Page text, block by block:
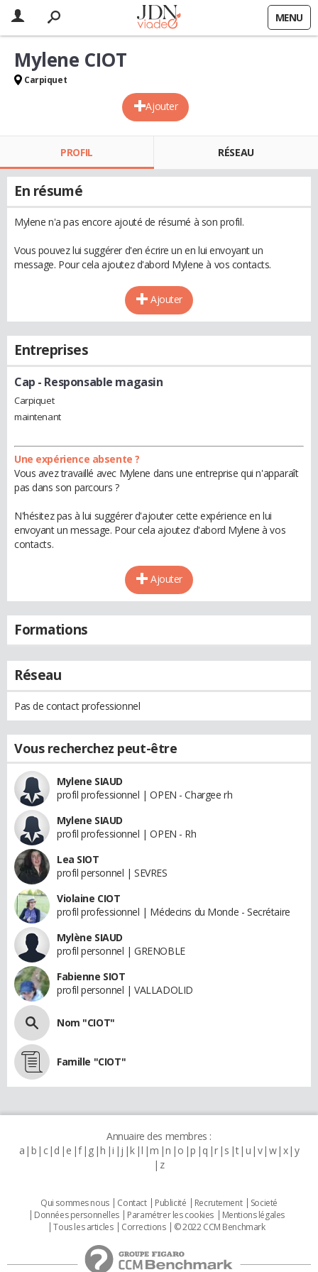
MENU
Ajouter
Mylene CIOT
Carpiquet
PROFIL RÉSEAU
En résumé
Mylene n'a pas encore ajouté de résumé à son profil.
Vous pouvez lui suggérer d'en écrire un en lui envoyant un
message. Pour cela ajoutez d'abord Mylene à vos contacts.
Ajouter
Entreprises
Cap - Responsable magasin
Carpiquet
maintenant
Une expérience absente ?
Vous avez travaillé avec Mylene dans une entreprise qui n'apparaît
pas dans son parcours ?
N'hésitez pas à lui suggérer d'ajouter cette expérience en lui
envoyant un message. Pour cela ajoutez d'abord Mylene à vos
contacts.
Ajouter
Formations
Réseau
Pas de contact professionnel
Vous recherchez peut-être
Mylene SIAUD
profil professionnel | OPEN - Chargee rh
Mylene SIAUD
profil professionnel | OPEN - Rh
Lea SIOT
profil personnel | SEVRES
Violaine CIOT
profil professionnel | Médecins du Monde - Secrétaire
Mylène SIAUD
profil personnel | GRENOBLE
Fabienne SIOT
profil personnel | VALLADOLID
Nom "CIOT"
Famille "CIOT"
Annuaire des membres :
a b c d e f g h i j k l m n o p q r s t u v w x y
z
Qui sommes nous Contact Publicité Recrutement
Societé
Données personnelles
Paramétrer les cookies
Mentions légales
Tous les articles
Corrections © 2022 CCM Benchmark